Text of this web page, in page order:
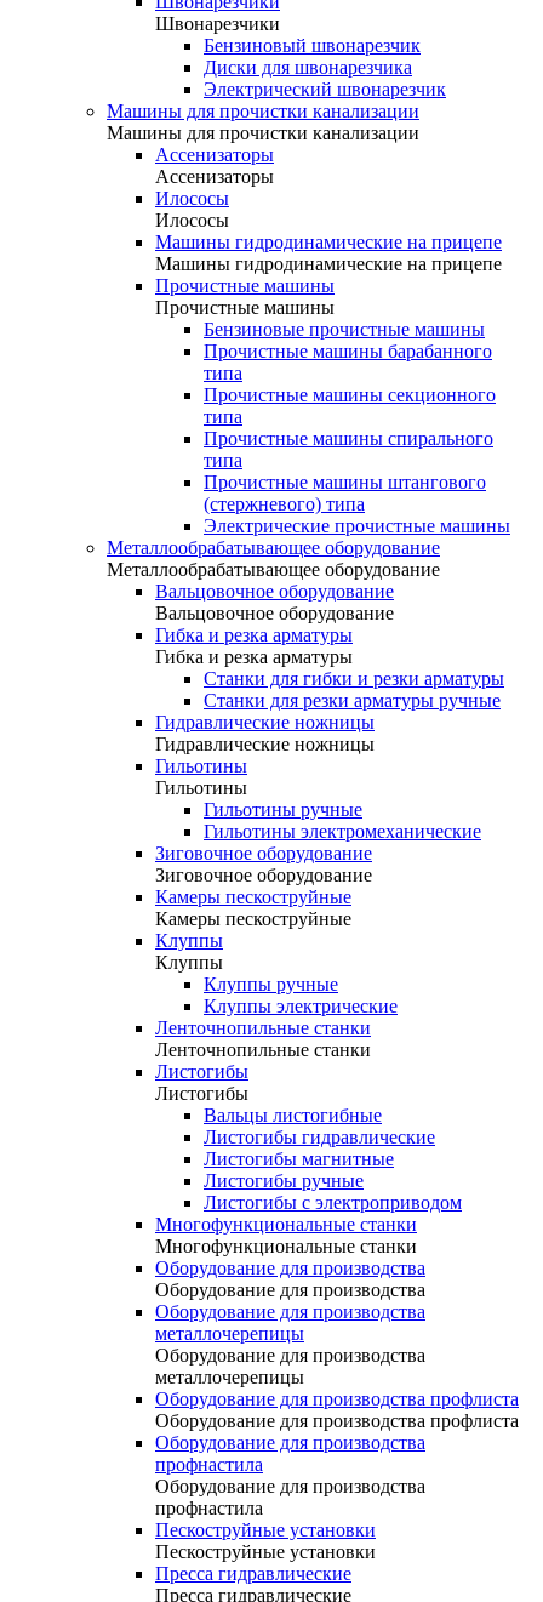
Швонарезчики
Бензиновый швонарезчик
Диски для швонарезчика
Электрический швонарезчик
Машины для прочистки канализации
Машины для прочистки канализации
Ассенизаторы
Ассенизаторы
Илососы
Илососы
Машины гидродинамические на прицепе
Машины гидродинамические на прицепе
Прочистные машины
Прочистные машины
Бензиновые прочистные машины
Прочистные машины барабанного
типа
Прочистные машины секционного
типа
Прочистные машины спирального
типа
Прочистные машины штангового
(стержневого) типа
Электрические прочистные машины
Металлообрабатывающее оборудование
Металлообрабатывающее оборудование
Вальцовочное оборудование
Вальцовочное оборудование
Гибка и резка арматуры
Гибка и резка арматуры
Станки для гибки и резки арматуры
Станки для резки арматуры ручные
Гидравлические ножницы
Гидравлические ножницы
Гильотины
Гильотины
Гильотины ручные
Гильотины электромеханические
Зиговочное оборудование
Зиговочное оборудование
Камеры пескоструйные
Камеры пескоструйные
Клуппы
Клуппы
Клуппы ручные
Клуппы электрические
Ленточнопильные станки
Ленточнопильные станки
Листогибы
Листогибы
Вальцы листогибные
Листогибы гидравлические
Листогибы магнитные
Листогибы ручные
Листогибы с электроприводом
Многофункциональные станки
Многофункциональные станки
Оборудование для производства
Оборудование для производства
Оборудование для производства
металлочерепицы
Оборудование для производства
металлочерепицы
Оборудование для производства профлиста
Оборудование для производства профлиста
Оборудование для производства
профнастила
Оборудование для производства
профнастила
Пескоструйные установки
Пескоструйные установки
Пресса гидравлические
Пресса гидравлические